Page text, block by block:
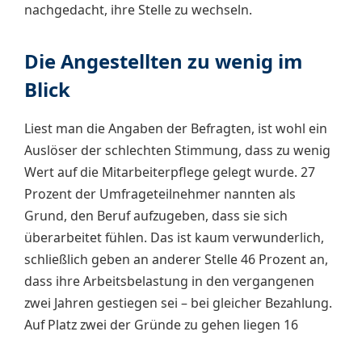
nachgedacht, ihre Stelle zu wechseln.
Die Angestellten zu wenig im
Blick
Liest man die Angaben der Befragten, ist wohl ein
Auslöser der schlechten Stimmung, dass zu wenig
Wert auf die Mitarbeiterpflege gelegt wurde. 27
Prozent der Umfrageteilnehmer nannten als
Grund, den Beruf aufzugeben, dass sie sich
überarbeitet fühlen. Das ist kaum verwunderlich,
schließlich geben an anderer Stelle 46 Prozent an,
dass ihre Arbeitsbelastung in den vergangenen
zwei Jahren gestiegen sei – bei gleicher Bezahlung.
Auf Platz zwei der Gründe zu gehen liegen 16